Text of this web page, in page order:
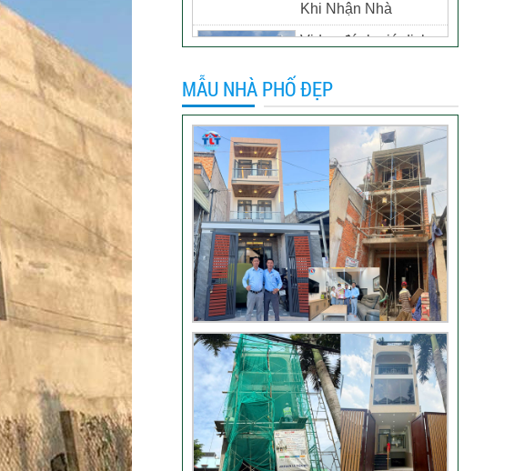
Khi Nhận Nhà
Video đánh giá dịch
Tân Uyên, Bình
Dương – Chủ đầu tư
anh Thương
Khách hàng đánh giá
dịch vụ xây dựng của
Đánh giá khách hàng
xây nhà tại Thủ Đức
Thi công móng nhà
có sàn vượt nhịp tại
MẪU NHÀ PHỐ ĐẸP